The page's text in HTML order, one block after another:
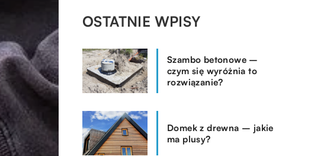
OSTATNIE WPISY
Szambo betonowe –
czym się wyróżnia to
rozwiązanie?
Domek z drewna – jakie
ma plusy?